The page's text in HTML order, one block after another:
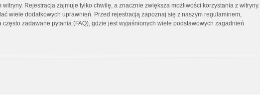
Rejestracja zajmuje tylko chwilę, a znacznie zwiększa możliwości korzystania z witryny.
wiele dodatkowych uprawnień. Przed rejestracją zapoznaj się z naszym regulaminem,
zadawane pytania (FAQ), gdzie jest wyjaśnionych wiele podstawowych zagadnień